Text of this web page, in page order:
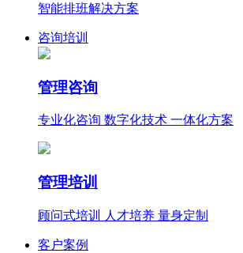
智能排班解决方案
咨询培训
管理咨询
专业化咨询 数字化技术 一体化方案
管理培训
顾问式培训 人才培养 量身定制
客户案例